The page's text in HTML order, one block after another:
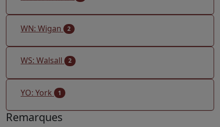
WN: Wigan 2
WS: Walsall 2
YO: York 1
Remarques